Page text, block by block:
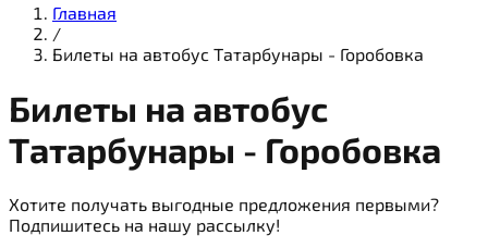
Главная
/
Билеты на автобус Татарбунары - Горобовка
Билеты на автобус
Татарбунары - Горобовка
Хотите получать выгодные предложения первыми?
Подпишитесь на нашу рассылку!